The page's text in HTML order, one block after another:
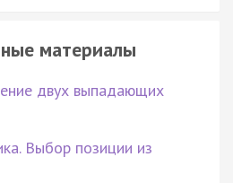
материалы
двух выпадающих
Выбор позиции из